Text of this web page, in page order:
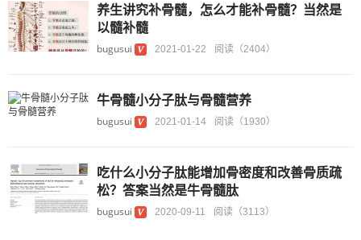
养生讲究补骨髓，怎么才能补骨髓？当然是
以髓补髓
bugusui 2021-01-22 阅读（2404）
牛骨髓小分子肽与骨髓营养
bugusui 2021-01-14 阅读（1930）
吃什么小分子肽能增加骨密度和改善骨质疏
松？答案当然是牛骨髓肽
bugusui 2020-09-11 阅读（3113）